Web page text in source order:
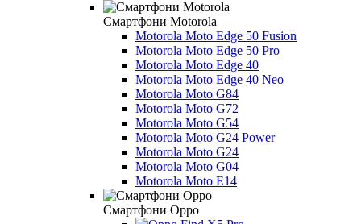
Смартфони Motorola
Motorola Moto Edge 50 Fusion
Motorola Moto Edge 50 Pro
Motorola Moto Edge 40
Motorola Moto Edge 40 Neo
Motorola Moto G84
Motorola Moto G72
Motorola Moto G54
Motorola Moto G24 Power
Motorola Moto G24
Motorola Moto G04
Motorola Moto E14
Смартфони Oppo